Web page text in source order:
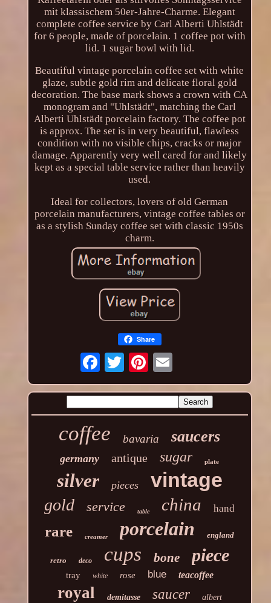
mit klassischem 50er-Jahre-Charme. Elegant
complete coffee service by Carl Alberti Uhlstädt
for 6 people, made of porcelain. 1 coffee pot with
lid. 1 sugar bowl with lid.
Beautiful vintage porcelain coffee set with white
glaze, subtle gold rim and delicate floral gold
decoration. The base mark shows a crown with CA
monogram and "Uhlstädt", matching the Carl
Alberti Uhlstädt porcelain factory. The coffee pot
is approx. The set is in very beautiful, flawless
condition with no visible chips, cracks or major
damage. Apparently very well cared for and likely
kept as a special table service rather than heavily
used.
Ideal for collectors, lovers of old German
porcelain manufacturers, vintage coffee tables or
as a stylish Sunday coffee set with classic 1950s
charm.
Share
coffee bavaria saucers
germany antique sugar plate
silver pieces vintage
gold service table china hand
rare creamer porcelain england
retro deco cups bone piece
tray white rose blue teacoffee
royal demitasse saucer albert